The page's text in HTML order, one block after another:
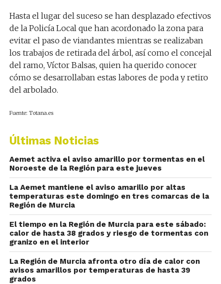
Hasta el lugar del suceso se han desplazado efectivos
de la Policía Local que han acordonado la zona para
evitar el paso de viandantes mientras se realizaban
los trabajos de retirada del árbol, así como el concejal
del ramo, Víctor Balsas, quien ha querido conocer
cómo se desarrollaban estas labores de poda y retiro
del arbolado.
Fuente: Totana.es
Últimas Noticias
Aemet activa el aviso amarillo por tormentas en el
Noroeste de la Región para este jueves
La Aemet mantiene el aviso amarillo por altas
temperaturas este domingo en tres comarcas de la
Región de Murcia
El tiempo en la Región de Murcia para este sábado:
calor de hasta 38 grados y riesgo de tormentas con
granizo en el interior
La Región de Murcia afronta otro día de calor con
avisos amarillos por temperaturas de hasta 39
grados